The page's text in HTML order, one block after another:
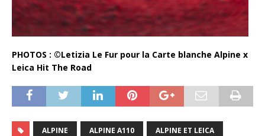
PHOTOS : ©Letizia Le Fur pour la Carte blanche Alpine x
Leica Hit The Road
ALPINE ALPINE A110 ALPINE ET LEICA